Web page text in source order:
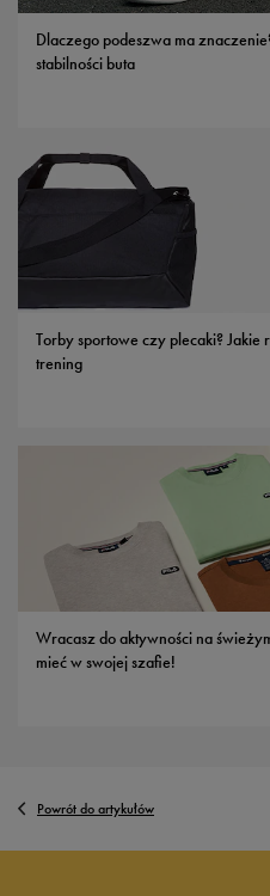
Dlaczego podeszwa ma
stabilności buta
Torby sportowe czy plecaki?
trening
Wracasz do aktywności na
mieć w swojej szafie!
Powrót do artykułów